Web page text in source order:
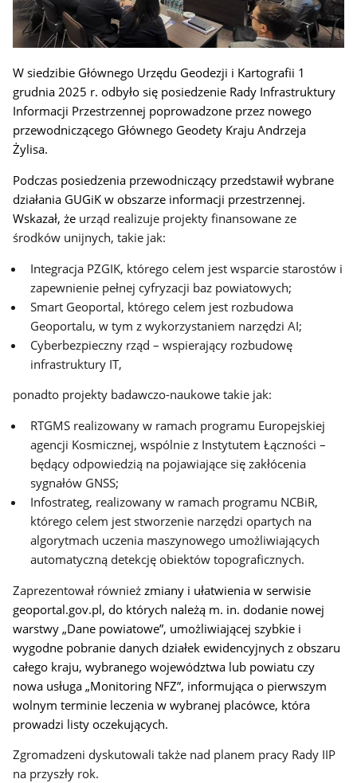
W siedzibie Głównego Urzędu Geodezji i Kartografii 1
grudnia 2025 r. odbyło się posiedzenie Rady Infrastruktury
Informacji Przestrzennej poprowadzone przez nowego
przewodniczącego Głównego Geodety Kraju Andrzeja
Żylisa.
Podczas posiedzenia przewodniczący przedstawił wybrane
działania GUGiK w obszarze informacji przestrzennej.
Wskazał, że urząd realizuje projekty finansowane ze
środków unijnych, takie jak:
Integracja PZGIK, którego celem jest wsparcie starostów i
zapewnienie pełnej cyfryzacji baz powiatowych;
Smart Geoportal, którego celem jest rozbudowa
Geoportalu, w tym z wykorzystaniem narzędzi AI;
Cyberbezpieczny rząd – wspierający rozbudowę
infrastruktury IT,
ponadto projekty badawczo-naukowe takie jak:
RTGMS realizowany w ramach programu Europejskiej
agencji Kosmicznej, wspólnie z Instytutem Łączności –
będący odpowiedzią na pojawiające się zakłócenia
sygnałów GNSS;
Infostrateg, realizowany w ramach programu NCBiR,
którego celem jest stworzenie narzędzi opartych na
algorytmach uczenia maszynowego umożliwiających
automatyczną detekcję obiektów topograficznych.
Zaprezentował równieżzmiany i ułatwienia w serwisie
geoportal.gov.pl, do których należą m. in. dodanie nowej
warstwy „Dane powiatowe”, umożliwiającej szybkie i
wygodne pobranie danych działek ewidencyjnych z obszaru
całego kraju, wybranego województwa lub powiatu czy
nowa usługa „Monitoring NFZ”, informująca o pierwszym
wolnym terminie leczenia w wybranej placówce, która
prowadzi listy oczekujących.
Zgromadzeni dyskutowali także nad planem pracy Rady IIP
na przyszły rok.